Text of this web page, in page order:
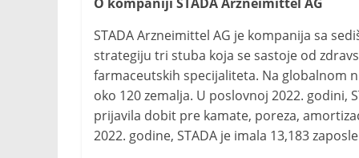
STADA Arzneimittel AG je kompanija sa
strategiju tri stuba koja se sastoje od
farmaceutskih specijaliteta. Na globalnom
oko 120 zemalja. U poslovnoj 2022. godini,
prijavila dobit pre kamate, poreza,
2022. godine, STADA je imala 13,183